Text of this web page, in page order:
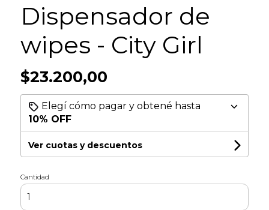
Dispensador de
wipes - City Girl
$23.200,00
Elegí cómo pagar y obtené hasta
10% OFF
Ver cuotas y descuentos
Cantidad